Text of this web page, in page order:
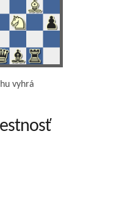
vyhrá